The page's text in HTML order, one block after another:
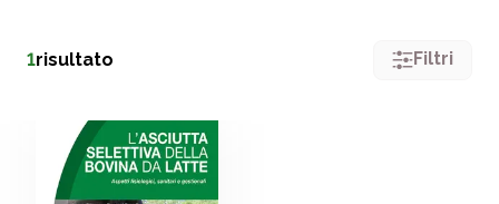
1risultato Filtri